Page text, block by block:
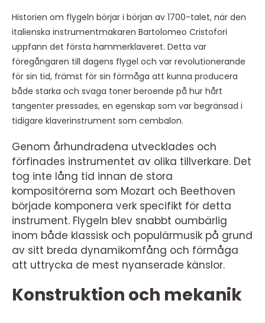
Historien om flygeln börjar i början av 1700-talet, när den
italienska instrumentmakaren Bartolomeo Cristofori
uppfann det första hammerklaveret. Detta var
föregångaren till dagens flygel och var revolutionerande
för sin tid, främst för sin förmåga att kunna producera
både starka och svaga toner beroende på hur hårt
tangenter pressades, en egenskap som var begränsad i
tidigare klaverinstrument som cembalon.
Genom århundradena utvecklades och
förfinades instrumentet av olika tillverkare. Det
tog inte lång tid innan de stora
kompositörerna som Mozart och Beethoven
började komponera verk specifikt för detta
instrument. Flygeln blev snabbt oumbärlig
inom både klassisk och populärmusik på grund
av sitt breda dynamikomfång och förmåga
att uttrycka de mest nyanserade känslor.
Konstruktion och mekanik